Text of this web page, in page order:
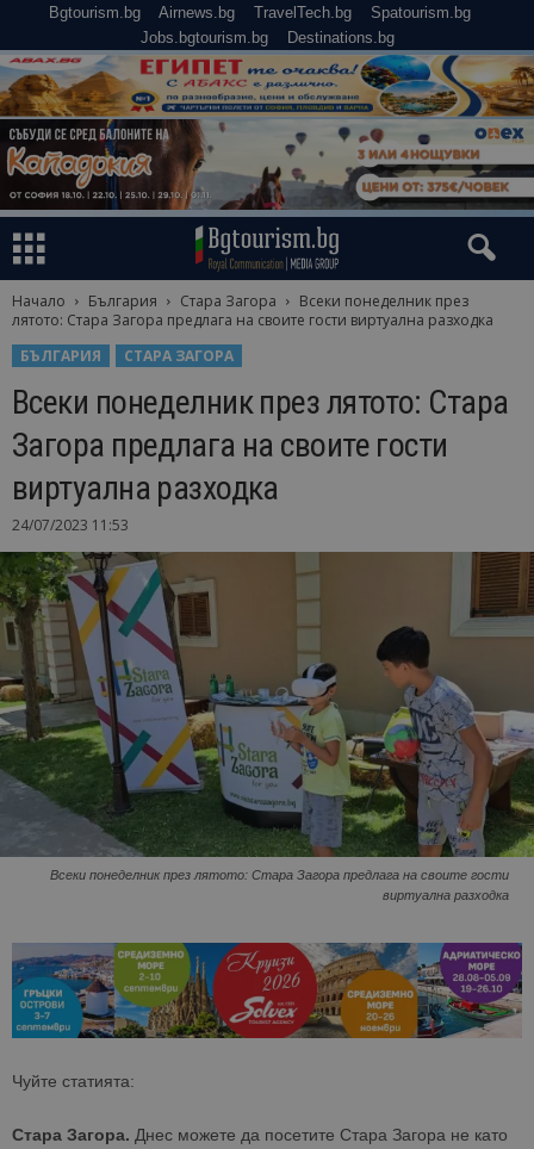
Bgtourism.bg Airnews.bg TravelTech.bg
Spatourism.bg
Jobs.bgtourism.bg
Destinations.bg
Начало България Стара Загора
Всеки понеделник през
лятото: Стара Загора предлага на своите гости виртуална разходка
БЪЛГАРИЯ
СТАРА ЗАГОРА
Всеки понеделник през лятото: Стара
Загора предлага на своите гости
виртуална разходка
24/07/2023 11:53
Всеки понеделник през лятото: Стара Загора предлага на своите гости
виртуална разходка
Чуйте статията:
Стара Загора. Днес можете да посетите Стара Загора не като